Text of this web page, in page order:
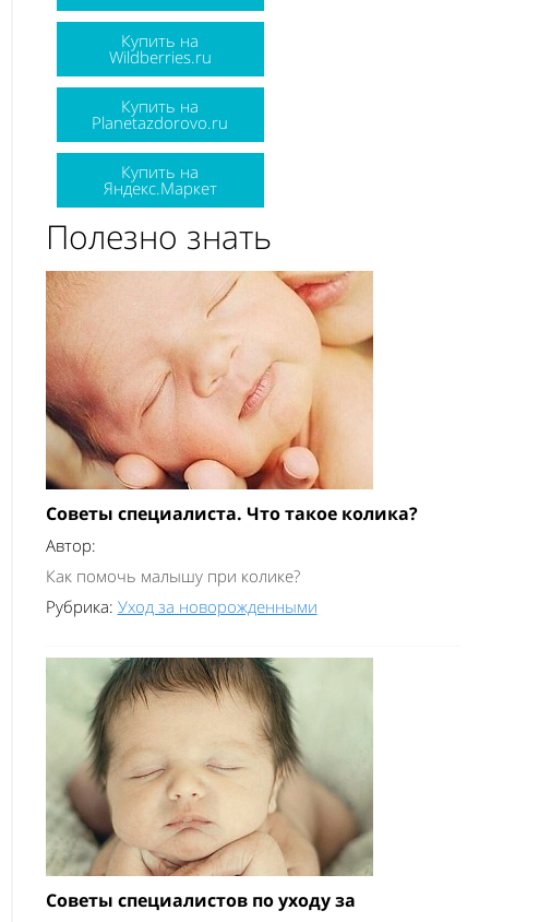
Купить на
Wildberries.ru
Купить на
Planetazdorovo.ru
Купить на
Яндекс.Маркет
Полезно знать
Советы специалиста. Что такое колика?
Автор:
Как помочь малышу при колике?
Рубрика: Уход за новорожденными
Советы специалистов по уходу за